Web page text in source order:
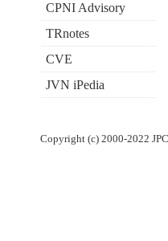
CPNI Advisory
TRnotes
CVE
JVN iPedia
Copyright (c) 2000-2022